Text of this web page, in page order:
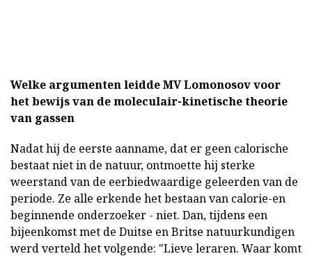
Welke argumenten leidde MVLomonosov voor
het bewijs van de moleculair-kinetische theorie
van gassen
Nadat hij de eerste aanname, dat er geen calorische
bestaat niet in de natuur, ontmoette hij sterke
weerstand van de eerbiedwaardige geleerden van de
periode. Ze alle erkende het bestaan van calorie-en
beginnende onderzoeker - niet. Dan, tijdens een
bijeenkomst met de Duitse en Britse natuurkundigen
werd verteld het volgende: "Lieve leraren. Waar komt